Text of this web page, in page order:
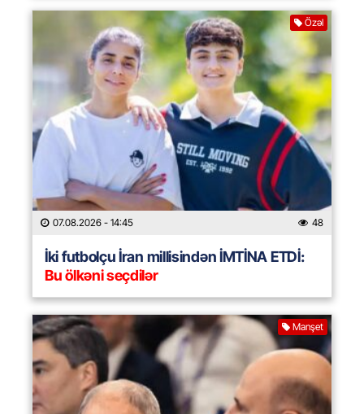
Özəl
07.08.2026 - 14:45 48
İki futbolçu İran millisindən İMTİNA ETDİ:
Bu ölkəni seçdilər
Manşet